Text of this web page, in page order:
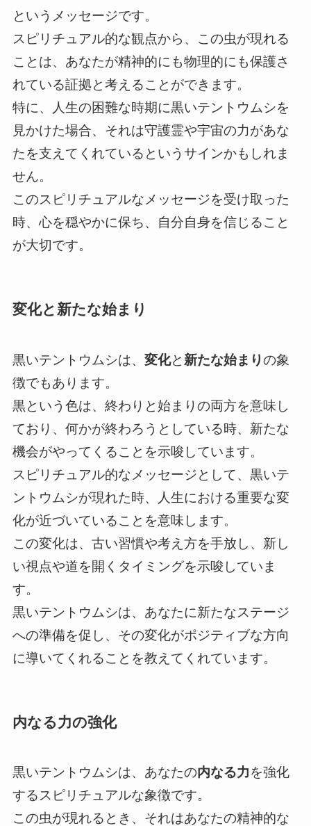
というメッセージです。
スピリチュアル的な観点から、この虫が現れる
ことは、あなたが精神的にも物理的にも保護さ
れている証拠と考えることができます。
特に、人生の困難な時期に黒いテントウムシを
見かけた場合、それは守護霊や宇宙の力があな
たを支えてくれているというサインかもしれま
せん。
このスピリチュアルなメッセージを受け取った
時、心を穏やかに保ち、自分自身を信じること
が大切です。
変化と新たな始まり
黒いテントウムシは、 変化と 新たな始まりの象
徴でもあります。
黒という色は、終わりと始まりの両方を意味し
ており、何かが終わろうとしている時、新たな
機会がやってくることを示唆しています。
スピリチュアル的なメッセージとして、黒いテ
ントウムシが現れた時、人生における重要な変
化が近づいていることを意味します。
この変化は、古い習慣や考え方を手放し、新し
い視点や道を開くタイミングを示唆していま
す。
黒いテントウムシは、あなたに新たなステージ
への準備を促し、その変化がポジティブな方向
に導いてくれることを教えてくれています。
内なる力の強化
黒いテントウムシは、あなたの内なる力を強化
するスピリチュアルな象徴です。
この虫が現れるとき、それはあなたの精神的な